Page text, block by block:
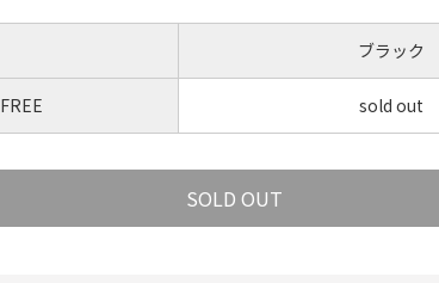
ブラック
FREE sold out